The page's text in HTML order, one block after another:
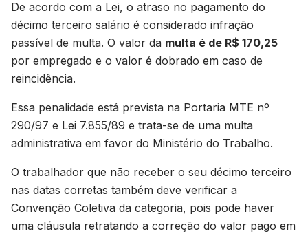
De acordo com a Lei, o atraso no pagamento do
décimo terceiro salário é considerado infração
passível de multa. O valor da multa é de R$ 170,25
por empregado e o valor é dobrado em caso de
reincidência.
Essa penalidade está prevista na Portaria MTE nº
290/97 e Lei 7.855/89 e trata-se de uma multa
administrativa em favor do Ministério do Trabalho.
O trabalhador que não receber o seu décimo terceiro
nas datas corretas também deve verificar a
Convenção Coletiva da categoria, pois pode haver
uma cláusula retratando a correção do valor pago em